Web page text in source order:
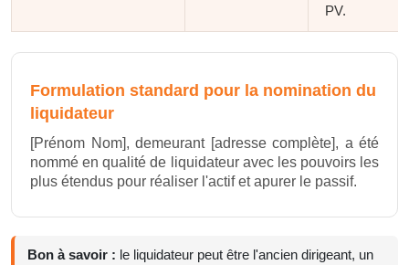
PV.
Formulation standard pour la nomination du
liquidateur
[Prénom Nom], demeurant [adresse complète], a été
nommé en qualité de liquidateur avec les pouvoirs les
plus étendus pour réaliser l'actif et apurer le passif.
Bon à savoir : le liquidateur peut être l'ancien dirigeant, un